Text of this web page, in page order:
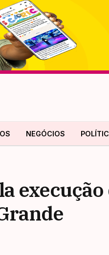
NEGÓCIOS
execução